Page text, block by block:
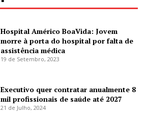
Hospital Américo BoaVida: Jovem
morre à porta do hospital por falta de
assistência médica
19 de Setembro, 2023
Executivo quer contratar anualmente 8
mil profissionais de saúde até 2027
21 de Julho, 2024